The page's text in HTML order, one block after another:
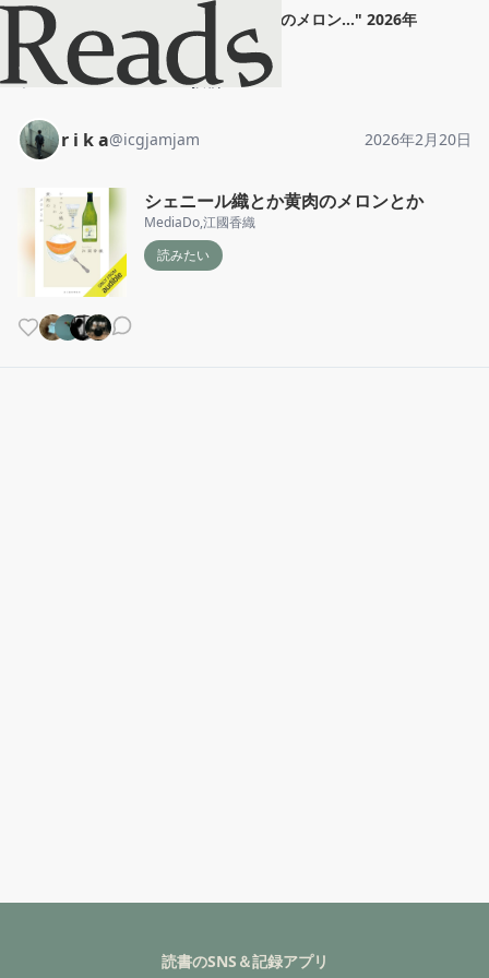
シェニール織とか黄肉のメロン..." 2026年
2月20日
ホーム
r i k a 投稿
r i k a@icgjamjam 2026年2月20日
シェニール織とか黄肉のメロンとか
MediaDo,江國香織
読みたい
読書のSNS＆記録アプリ